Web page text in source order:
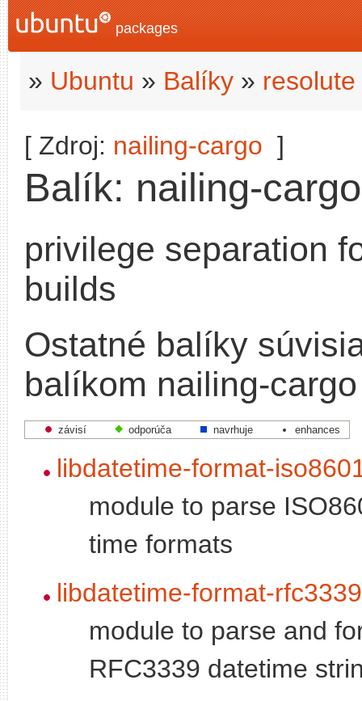
packages
» Ubuntu » Balíky »
[ Zdroj: nailing-cargo ]
Balík: nailing-
privilege separation
builds
Ostatné balíky
balíkom nailing-cargo
závisí odporúča navrhuje enhances
libdatetime-format-
module to parse
time formats
libdatetime-format-
module to parse and
RFC3339 datetime